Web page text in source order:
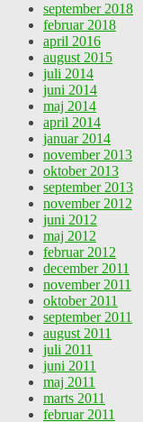
september 2018
februar 2018
april 2016
august 2015
juli 2014
juni 2014
maj 2014
april 2014
januar 2014
november 2013
oktober 2013
september 2013
november 2012
juni 2012
maj 2012
februar 2012
december 2011
november 2011
oktober 2011
september 2011
august 2011
juli 2011
juni 2011
maj 2011
marts 2011
februar 2011